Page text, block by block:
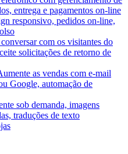
entrega e pagamentos on-line
responsivo, pedidos on-line,
com os visitantes do
solicitações de retorno de
as vendas com e-mail
Google, automação de
sob demanda, imagens
traduções de texto